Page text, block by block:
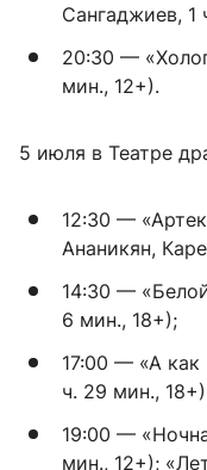
Сангаджиев, 1
20:30 —
мин., 12+).
5 июля в Театре
12:30 —
Ананикян,
14:30 —
6 мин., 18+);
17:00 — «А как
ч. 29 мин.,
19:00 —
мин., 12+);